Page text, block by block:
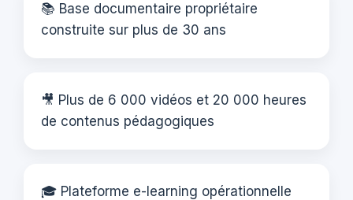
📚 Base documentaire propriétaire
construite sur plus de 30 ans
🎥 Plus de 6 000 vidéos et 20 000 heures
de contenus pédagogiques
🎓 Plateforme e-learning opérationnelle